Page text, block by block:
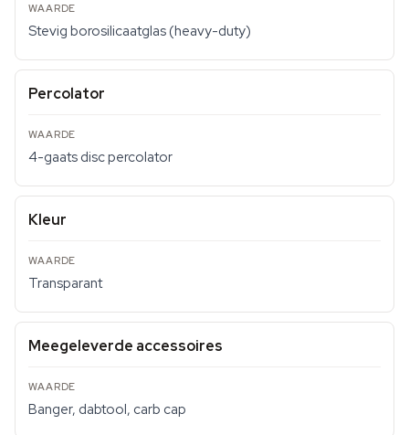
Stevig borosilicaatglas (heavy-duty)
Percolator
4-gaats disc percolator
Kleur
Transparant
Meegeleverde accessoires
Banger, dabtool, carb cap